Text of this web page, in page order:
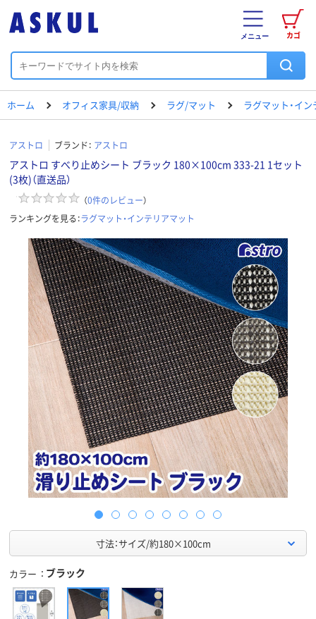
カゴ
メニュー
ホーム オフィス家具/収納 ラグ/マット ラグマット・イ
アストロ ブランド： アストロ
アストロ すべり止めシート ブラック 180×100cm 333-21 1セット
(3枚)（直送品）
（0件のレビュー）
ランキングを見る：ラグマット・インテリアマット
寸法：サイズ/約180×100cm
カラー ブラック